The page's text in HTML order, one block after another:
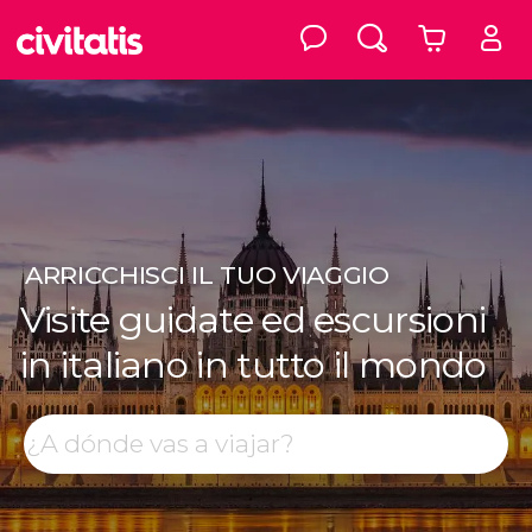
ARRICCHISCIIL TUO VIAGGIO
Visite guidate ed escursioni
in italiano in tutto il mondo
Cerca
Top destinazioni